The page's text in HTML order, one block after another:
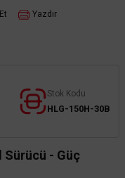
Yazdır
Stok Kodu
HLG-150H-30B
Sürücü - Güç